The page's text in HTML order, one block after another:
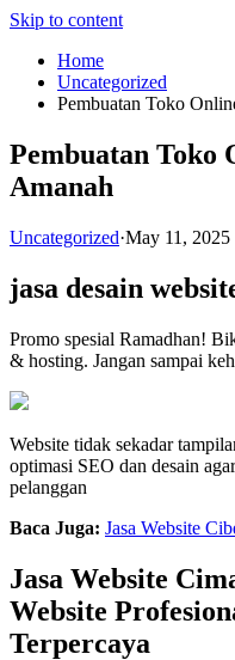
Skip to content
Home
Uncategorized
Pembuatan Toko
Pembuatan Toko
Amanah
Uncategorized·May 11, 2025
jasa desain
Promo spesial Ramadhan!
& hosting. Jangan sampai
Website tidak sekadar
optimasi SEO dan desain
pelanggan
Baca Juga: Jasa Website
Jasa Website
Website
Terpercaya